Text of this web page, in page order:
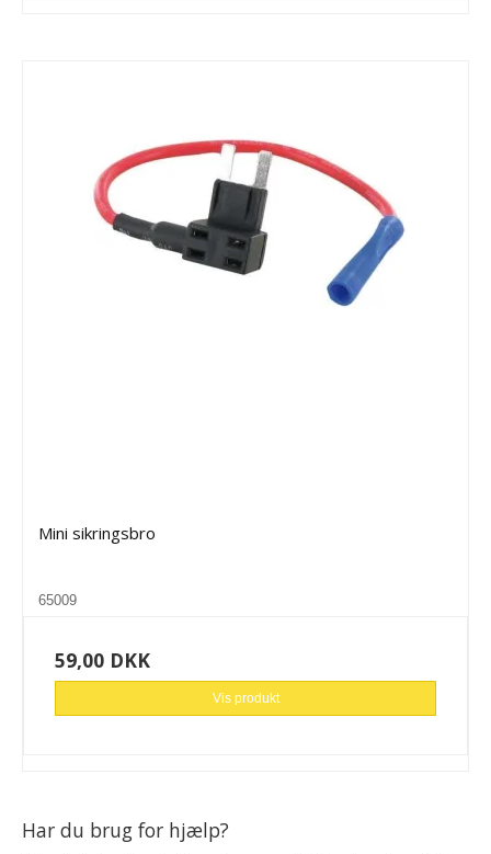
Mini sikringsbro
65009
59,00 DKK
Vis produkt
Har du brug for hjælp?